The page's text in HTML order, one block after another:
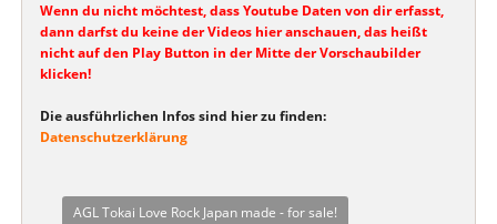
Wenn du nicht möchtest, dass Youtube Daten von dir erfasst,
dann darfst du keine der Videos hier anschauen, das heißt
nicht auf den Play Button in der Mitte der Vorschaubilder
klicken!
Die ausführlichen Infos sind hier zu finden:
Datenschutzerklärung
AGL Tokai Love Rock Japan made - for sale!